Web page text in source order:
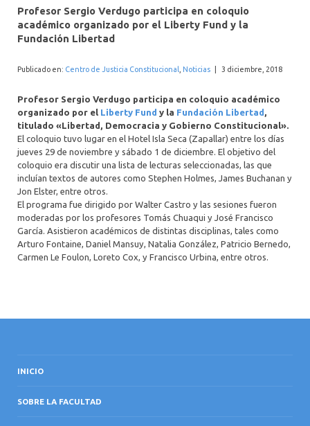
INTERNACIONAL
Profesor Sergio Verdugo participa en coloquio
académico organizado por el Liberty Fund y la
Fundación Libertad
Publicado en: Centro de Justicia Constitucional Noticias 3 diciembre, 2018
Profesor Sergio Verdugo participa en coloquio académico
organizado por el Liberty Fund y la Fundación Libertad ,
titulado «Libertad, Democracia y Gobierno Constitucional».
El coloquio tuvo lugar en el Hotel Isla Seca (Zapallar) entre los días
jueves 29 de noviembre y sábado 1 de diciembre. El objetivo del
coloquio era discutir una lista de lecturas seleccionadas, las que
incluían textos de autores como Stephen Holmes, James Buchanan y
Jon Elster, entre otros.
El programa fue dirigido por Walter Castro y las sesiones fueron
moderadas por los profesores Tomás Chuaqui y José Francisco
García. Asistieron académicos de distintas disciplinas, tales como
Arturo Fontaine, Daniel Mansuy, Natalia González, Patricio Bernedo,
Carmen Le Foulon, Loreto Cox, y Francisco Urbina, entre otros.
INICIO
SOBRE LA FACULTAD